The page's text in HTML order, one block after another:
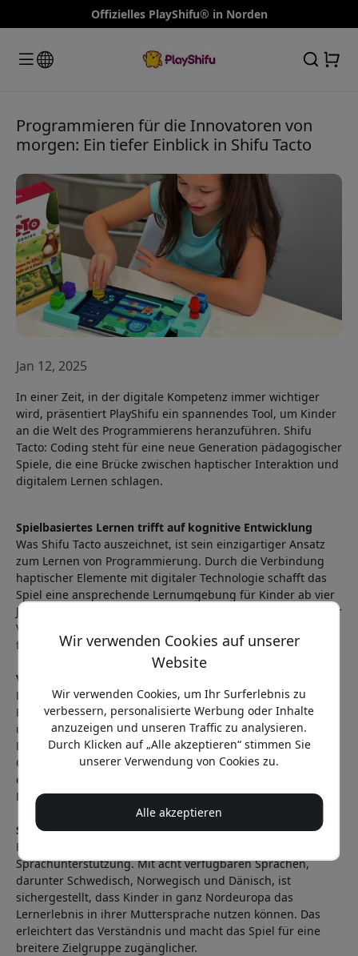
Offizielles PlayShifu® in Norden
Programmieren für die Innovatoren von
morgen: Ein tiefer Einblick in Shifu Tacto
Jan 12, 2025
In einer Zeit, in der digitale Kompetenz immer wichtiger
wird, präsentiert PlayShifu ein spannendes Tool, um Kinder
an die Welt des Programmierens heranzuführen. Shifu
Tacto: Coding steht für eine neue Generation pädagogischer
Spiele, die eine Brücke zwischen haptischer Interaktion und
digitalem Lernen schlagen.
Spielbasiertes Lernen trifft auf kognitive Entwicklung
Was Shifu Tacto auszeichnet, ist sein einzigartiger Ansatz
zum Lernen von Programmierung. Durch die Verbindung
haptischer Elemente mit digitaler Technologie schafft das
Spiel eine ansprechende Lernumgebung für Kinder ab vier
Jahren. Mit über 200 durchdachten Levels können Kinder ihr
Verständnis der Grundlagen des Programmierens Schritt
für Schritt aufbauen.
Vom Konzept zur Praxis
Die Stärke des Spiels liegt darin, abstrakte
Programmierkonzepte in konkrete, visuelle Erlebnisse zu
übersetzen. Kinder setzen sich mit grundlegender
Programmierlogik auseinander, indem sie physische
Objekte auf einem digitalen Spielbrett bewegen. Dabei
entwickeln sie gleichzeitig ihr logisches Denken und ihre
Problemlösungsfähigkeit.
Sprachunterstützung, die Türen öffnet
Ein wesentlicher Vorteil von Shifu Tacto ist die umfassende
Sprachunterstützung. Mit acht verfügbaren Sprachen,
darunter Schwedisch, Norwegisch und Dänisch, ist
sichergestellt, dass Kinder in ganz Nordeuropa das
Lernerlebnis in ihrer Muttersprache nutzen können. Das
erleichtert das Verständnis und macht das Spiel für eine
breitere Zielgruppe zugänglicher.
Wir verwenden Cookies auf unserer
Website
Wir verwenden Cookies, um Ihr Surferlebnis zu
verbessern, personalisierte Werbung oder Inhalte
anzuzeigen und unseren Traffic zu analysieren.
Durch Klicken auf „Alle akzeptieren“ stimmen Sie
unserer Verwendung von Cookies zu.
Alle akzeptieren